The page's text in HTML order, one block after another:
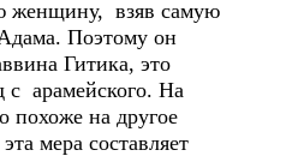
женщину, взяв самую
Поэтому он
Гитика, это
с арамейского. На
похоже на другое
мера составляет